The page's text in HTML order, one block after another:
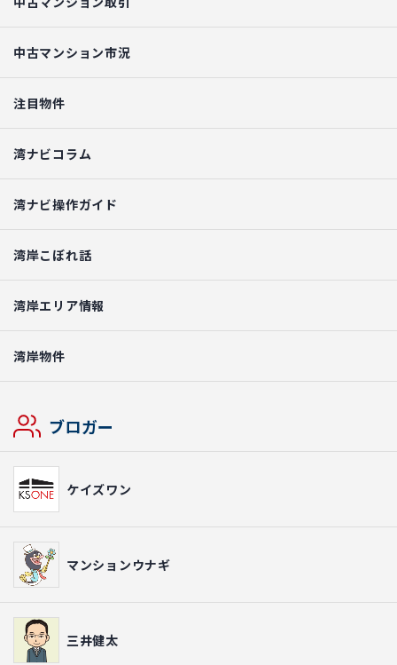
中古マンション市況
注目物件
湾ナビコラム
湾ナビ操作ガイド
湾岸こぼれ話
湾岸エリア情報
湾岸物件
ブロガー
ケイズワン
マンションウナギ
三井健太